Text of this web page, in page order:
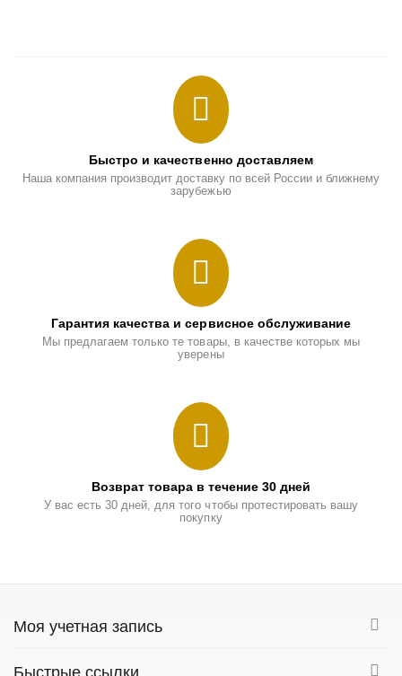
Быстро и качественно доставляем
Наша компания производит доставку по всей России и ближнему
зарубежью
Гарантия качества и сервисное обслуживание
Мы предлагаем только те товары, в качестве которых мы
уверены
Возврат товара в течение 30 дней
У вас есть 30 дней, для того чтобы протестировать вашу
покупку
Моя учетная запись
Быстрые ссылки